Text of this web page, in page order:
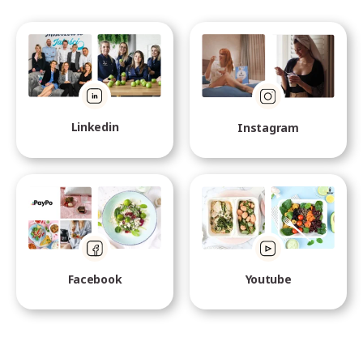
Linkedin Instagram
Facebook Youtube